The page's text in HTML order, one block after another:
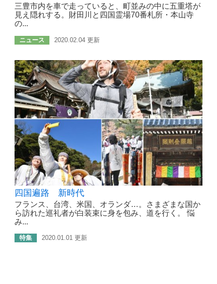
三豊市内を車で走っていると、町並みの中に五重塔が
見え隠れする。財田川と四国霊場70番札所・本山寺
の...
ニュース 2020.02.04 更新
四国遍路 新時代
フランス、台湾、米国、オランダ…。さまざまな国か
ら訪れた巡礼者が白装束に身を包み、道を行く。 悩
み...
特集 2020.01.01 更新